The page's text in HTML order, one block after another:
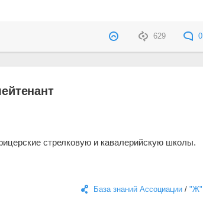
629 0
стрелковую и кавалерийскую школы.
База знаний Ассоциации/ "Ж"